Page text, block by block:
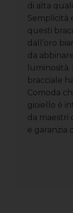
di alta
Semplicità
questi
dall’oro
da
luminosità.
bracciale
Comoda
gioiello è
da maestri
e garanzia